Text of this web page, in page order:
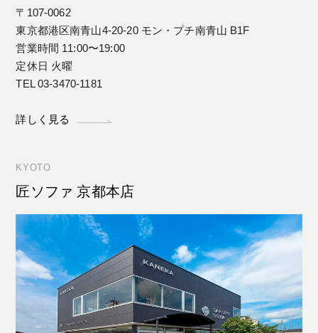
〒107-0062
東京都港区南青山4-20-20 モン・プチ南青山 B1F
営業時間 11:00〜19:00
定休日 火曜
TEL 03-3470-1181
詳しく見る
KYOTO
匠ソファ 京都本店